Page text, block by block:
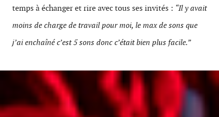
temps à échanger et rire avec tous ses invités : “Il y avait
moins de charge de travail pour moi, le max de sons que
j’ai enchaîné c’est 5 sons donc c’était bien plus facile.”